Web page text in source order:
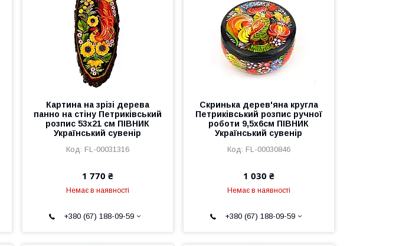
Картина на зрізі дерева
панно на стіну Петриківський
розпис 53x21 см ПІВНИК
Український сувенір
FL-00031316
1 770 ₴
Немає в наявності
+380 (67) 188-09-59
Скринька дерев'яна кругла
Петриківський розпис ручної
роботи 9,5х6см ПІВНИК
Український сувенір
FL-00030846
1 030 ₴
Немає в наявності
+380 (67) 188-09-59